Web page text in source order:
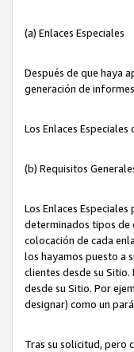
(a) Enlaces Especiales
Después de que haya
generación de
Los Enlaces
(b) Requisitos
Los Enlaces
determinados tipos de
colocación de cada
los hayamos puesto a
clientes desde su Sitio.
desde su Sitio. Por
designar) como un
Tras su solicitud, pero